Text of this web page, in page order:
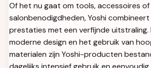
Of het nu gaat om tools, accessoires of
salonbenodigdheden, Yoshi
prestaties met een verfijnde uitstraling.
moderne design en het gebruik van
materialen zijn Yoshi-producten